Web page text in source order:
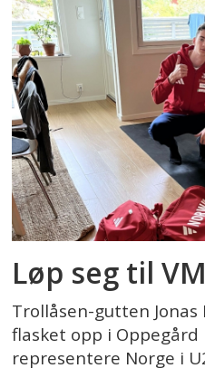
Løp seg til
Trollåsen-gutten
flasket opp i Oppegård
representere Norge i